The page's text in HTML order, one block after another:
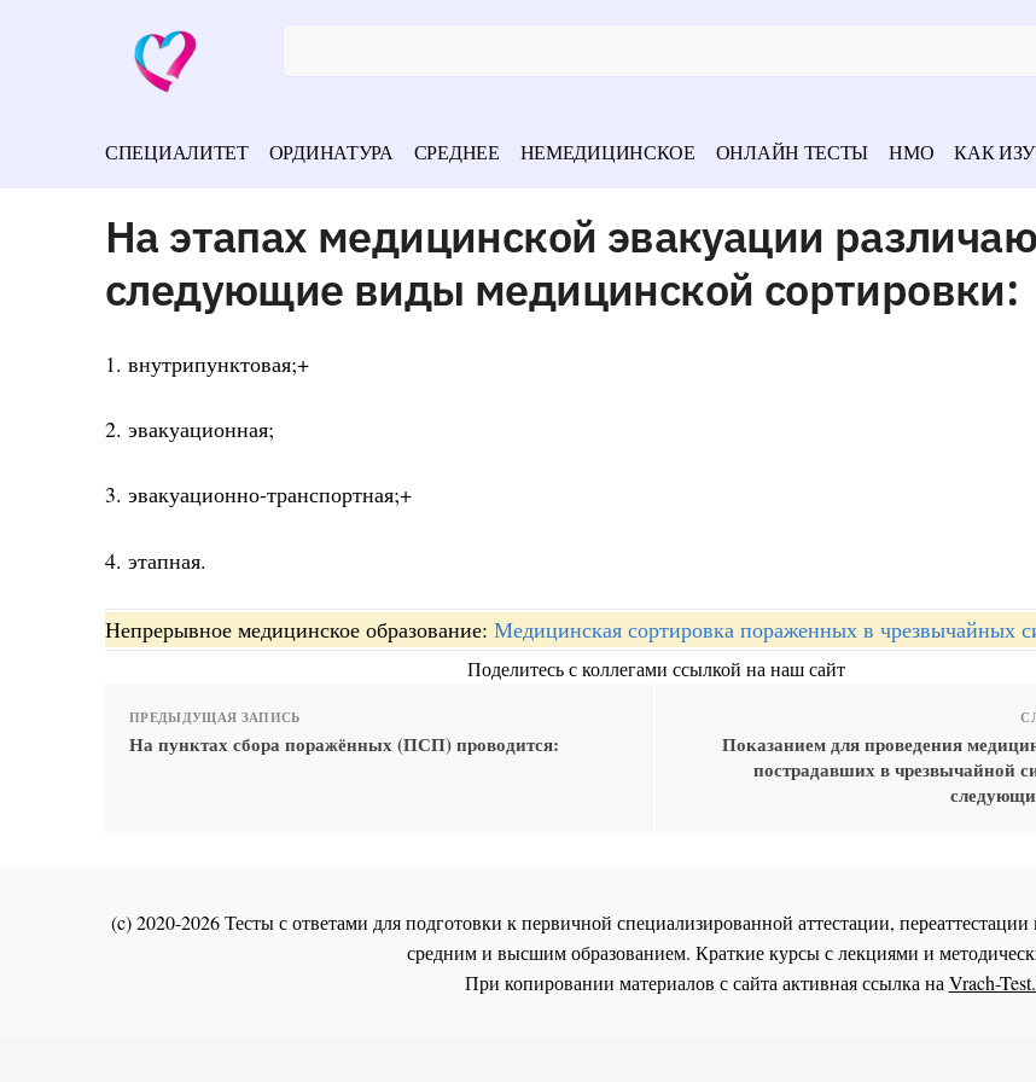
СПЕЦИАЛИТЕТ ОРДИНАТУРА СРЕДНЕЕ НЕМЕДИЦИНСКОЕ ОНЛАЙН ТЕСТЫ НМО КАК
На этапах медицинской эвакуации
следующие виды медицинской сортировки:
1. внутрипунктовая;+
2. эвакуационная;
3. эвакуационно-транспортная;+
4. этапная.
Непрерывное медицинское образование: Медицинская сортировка пораженных в чрезвычайных
Поделитесь с коллегами ссылкой на наш сайт
ПРЕДЫДУЩАЯ ЗАПИСЬ
На пунктах сбора поражённых (ПСП) проводится:
Показанием для проведения
пострадавших в чрезвычайной
(c) 2020-2026 Тесты с ответами для подготовки к первичной специализированной аттестации,
средним и высшим образованием. Краткие курсы с лекциями и
При копировании материалов с сайта активная ссылка наVrach-